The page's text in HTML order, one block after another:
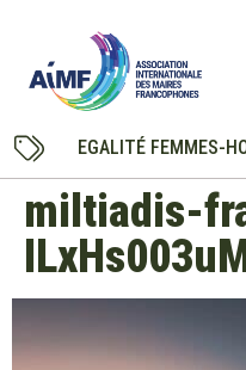
EGALITÉ FEMMES-
miltiadis-